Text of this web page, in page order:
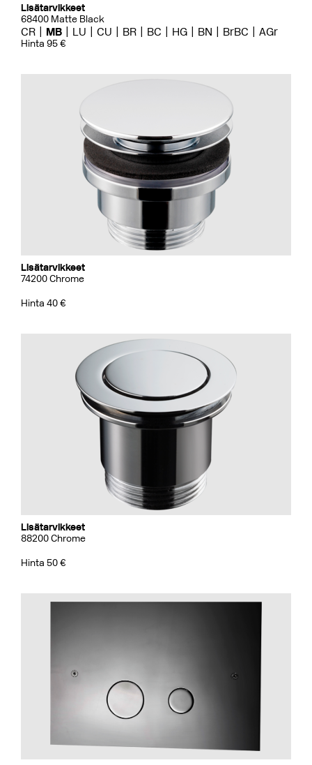
Lisätarvikkeet
68400 Matte Black
CR MB LU CU BR BC HG BN BrBC AGr
Hinta 95 €
Lisätarvikkeet
74200 Chrome
Hinta 40 €
Lisätarvikkeet
88200 Chrome
Hinta 50 €